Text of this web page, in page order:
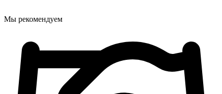
Мы рекомендуем